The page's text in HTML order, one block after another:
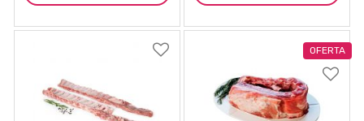
OFERTA